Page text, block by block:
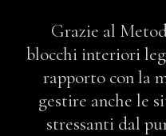
Grazie al
blocchi interiori
rapporto con la
gestire anche le
stressanti dal